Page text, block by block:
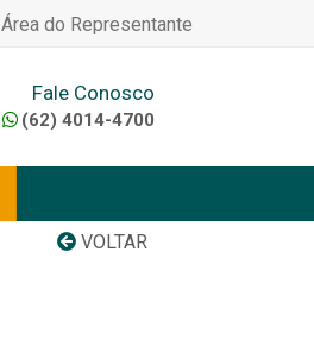
Área do Representante
Fale Conosco
(62) 4014-4700
VOLTAR